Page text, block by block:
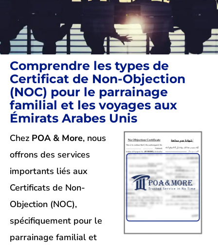
Comprendre les types de
Certificat de Non-Objection
(NOC) pour le parrainage
familial et les voyages aux
Émirats Arabes Unis
Chez POA & More, nous
offrons des services
importants liés aux
Certificats de Non-
Objection (NOC),
spécifiquement pour le
parrainage familial et